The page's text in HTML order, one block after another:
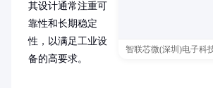
智联芯微(深圳)电子科
其设计通常注重可
靠性和长期稳定
性，以满足工业设
备的高要求。